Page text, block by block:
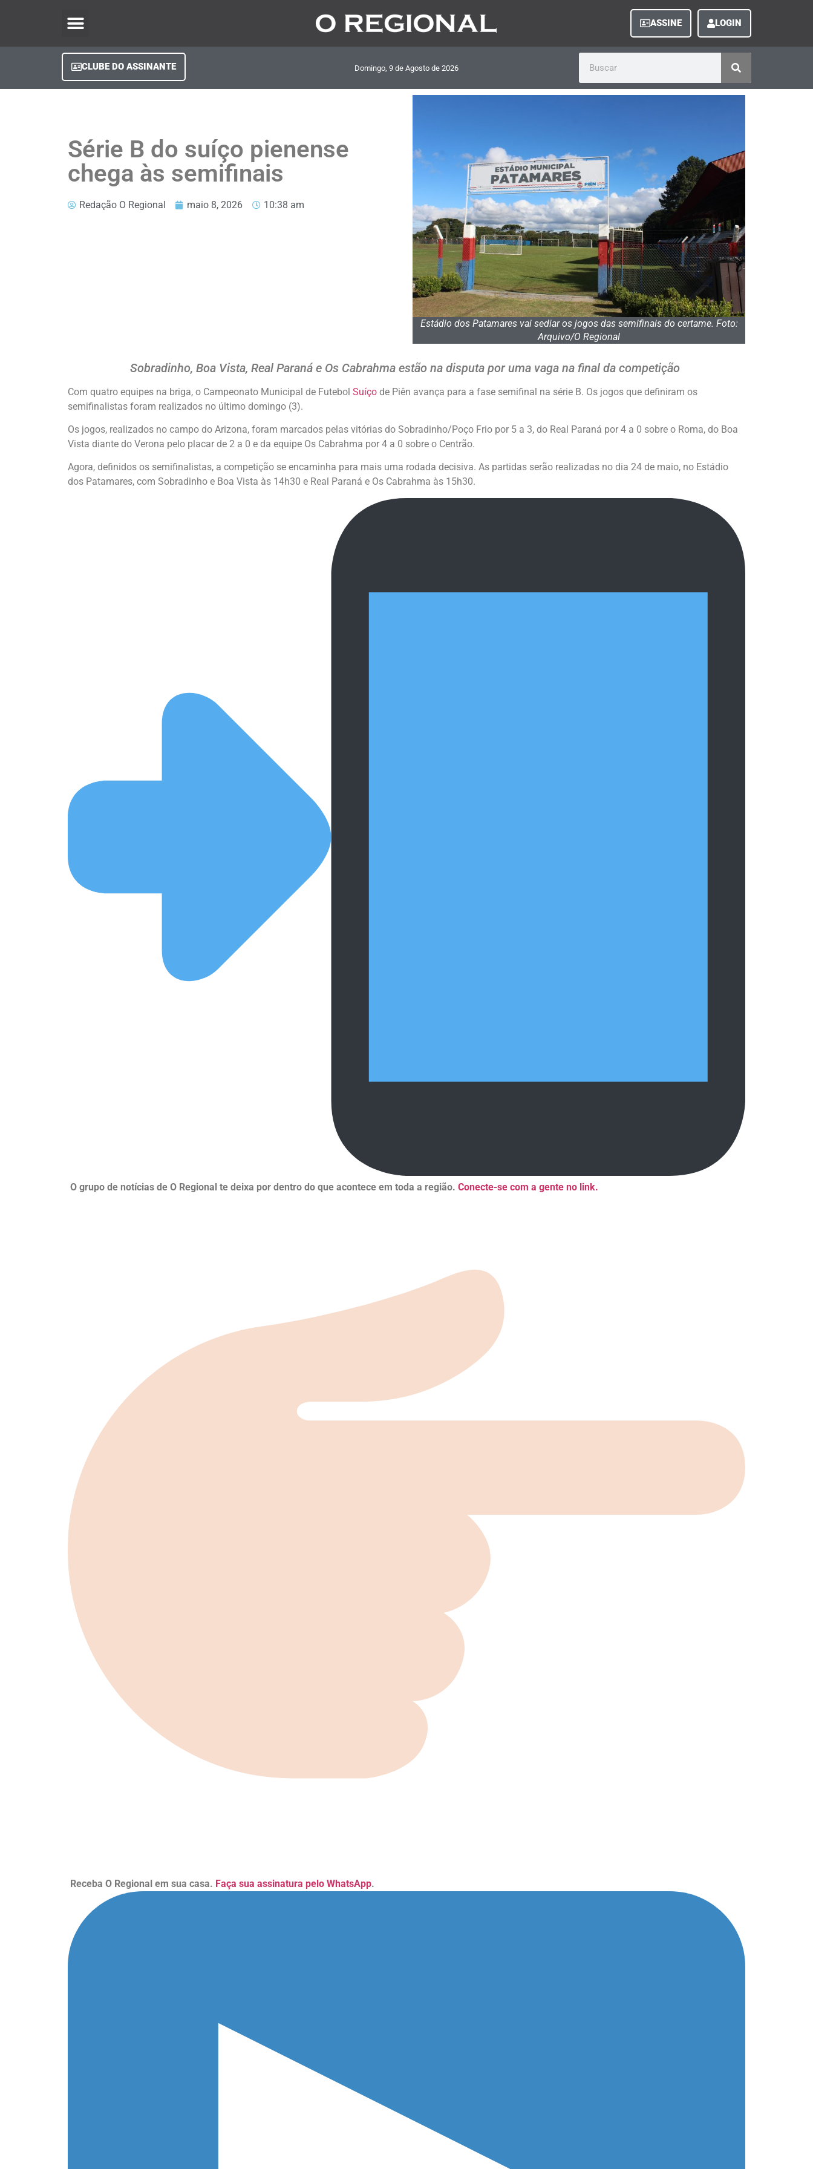
ASSINE LOGIN
CLUBE DO ASSINANTE Domingo, 9 de Agosto de 2026
Série B do suíço pienense
chega às semifinais
Redação O Regional maio 8, 2026 10:38 am
Estádio dos Patamares vai sediar os jogos das semifinais do certame. Foto:
Arquivo/O Regional
Sobradinho, Boa Vista, Real Paraná e Os Cabrahma estão na disputa por uma vaga na final da competição
Com quatro equipes na briga, o Campeonato Municipal de Futebol Suíço de Piên avança para a fase semifinal na série B. Os jogos que definiram os
semifinalistas foram realizados no último domingo (3).
Os jogos, realizados no campo do Arizona, foram marcados pelas vitórias do Sobradinho/Poço Frio por 5 a 3, do Real Paraná por 4 a 0 sobre o Roma, do Boa
Vista diante do Verona pelo placar de 2 a 0 e da equipe Os Cabrahma por 4 a 0 sobre o Centrão.
Agora, definidos os semifinalistas, a competição se encaminha para mais uma rodada decisiva. As partidas serão realizadas no dia 24 de maio, no Estádio
dos Patamares, com Sobradinho e Boa Vista às 14h30 e Real Paraná e Os Cabrahma às 15h30.
O grupo de notícias de O Regional te deixa por dentro do que acontece em toda a região. Conecte-se com a gente no link.
Receba O Regional em sua casa. Faça sua assinatura pelo WhatsApp.